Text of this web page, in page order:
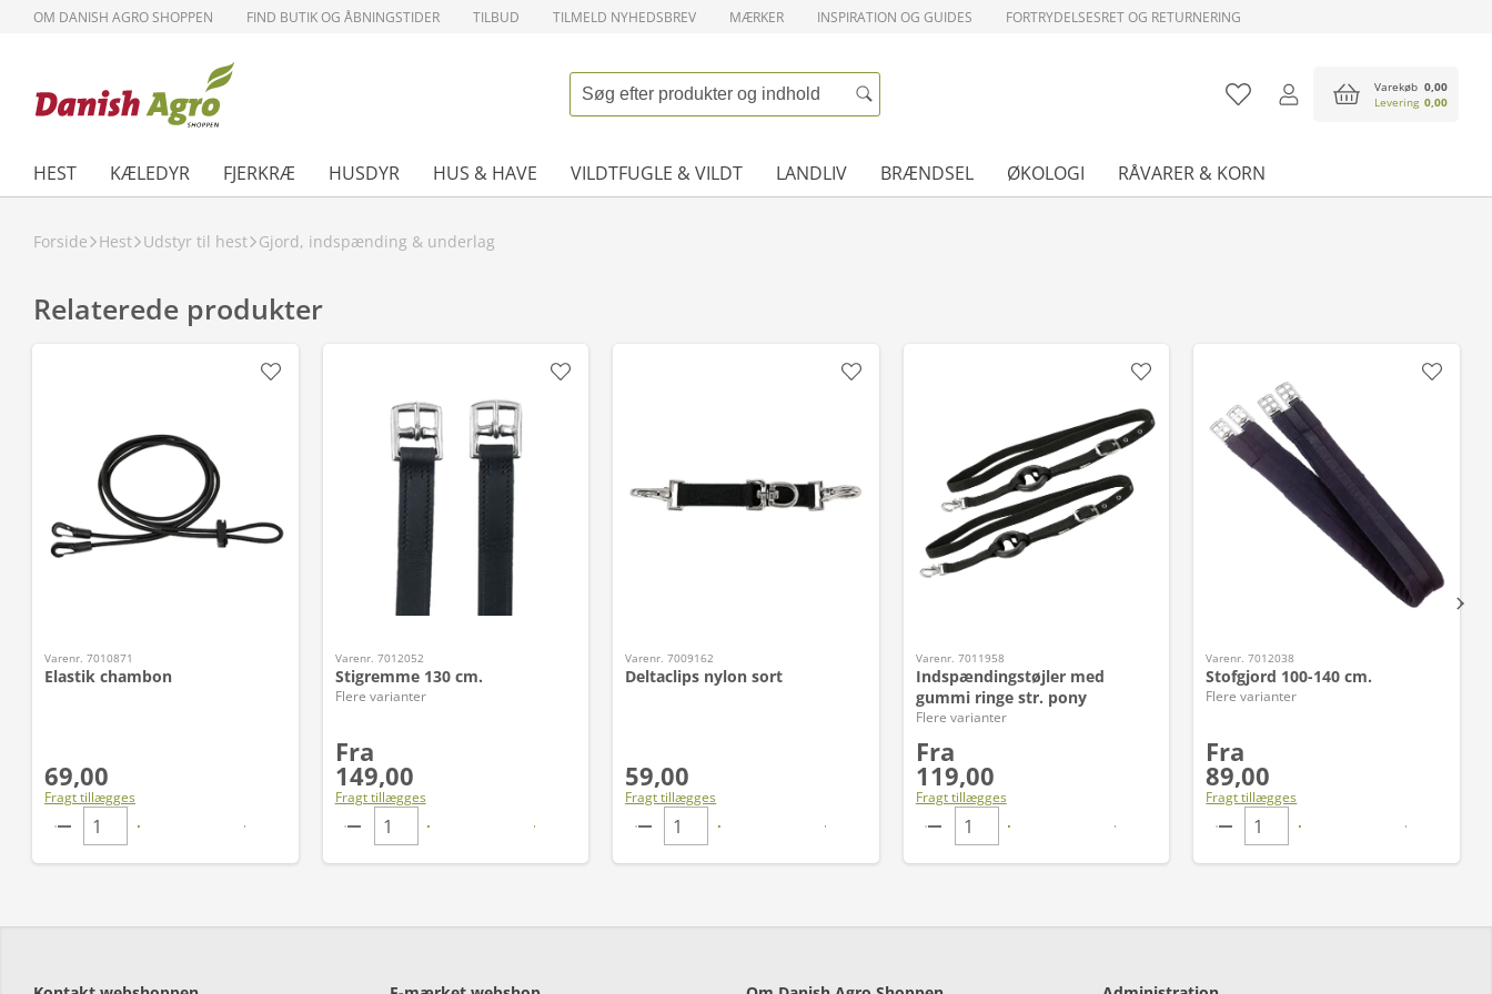
OM DANISH AGRO SHOPPEN FIND BUTIK OG ÅBNINGSTIDER TILBUD TILMELD NYHEDSBREV MÆRKER INSPIRATION OG GUIDES FORTRYDELSESRET OG RETURNERING
Varekøb 0,00
Levering 0,00
HEST KÆLEDYR FJERKRÆ HUSDYR HUS & HAVE VILDTFUGLE & VILDT LANDLIV BRÆNDSEL ØKOLOGI RÅVARER & KORN
Forside Hest Udstyr til hest Gjord, indspænding & underlag
Relaterede produkter
Varenr. 7010871
Elastik chambon
69,00
Fragt tillægges
Varenr. 7012052
Stigremme 130 cm.
Flere varianter
Fra
149,00
Fragt tillægges
Varenr. 7009162
Deltaclips nylon sort
59,00
Fragt tillægges
Varenr. 7011958
Indspændingstøjler med
gummi ringe str. pony
Flere varianter
Fra
119,00
Fragt tillægges
Varenr. 7012038
Stofgjord 100-140 cm.
Flere varianter
Fra
89,00
Fragt tillægges